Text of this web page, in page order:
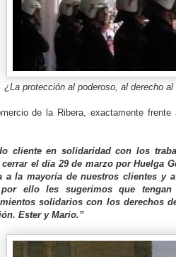
¿La protección al poderoso, al derecho
de la Ribera, exactamente
cliente en solidaridad con los
el día 29 de marzo por Huelga
a la mayoría de nuestros clientes y
por ello les sugerimos que
solidarios con los derechos
Ester y Mario.”